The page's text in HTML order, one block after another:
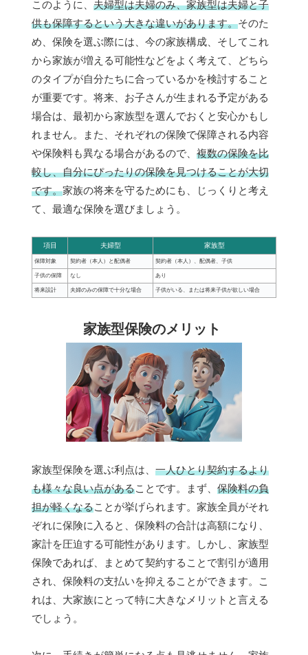
このように、 夫婦型は夫婦のみ、家族型は夫婦と子
供も保障するという大きな違いがあります。そのた
め、保険を選ぶ際には、今の家族構成、そしてこれ
から家族が増える可能性などをよく考えて、どちら
のタイプが自分たちに合っているかを検討すること
が重要です。将来、お子さんが生まれる予定がある
場合は、最初から家族型を選んでおくと安心かもし
れません。また、それぞれの保険で保障される内容
や保険料も異なる場合があるので、 複数の保険を比
較し、自分にぴったりの保険を見つけることが大切
です。家族の将来を守るためにも、じっくりと考え
て、最適な保険を選びましょう。
項目 夫婦型 家族型
保障対象 契約者（本人）と配偶者 契約者（本人）、配偶者、子供
子供の保障 なし あり
将来設計 夫婦のみの保障で十分な場合 子供がいる、または将来子供が欲しい場合
家族型保険のメリット
家族型保険を選ぶ利点は、 一人ひとり契約するより
も様々な良い点があることです。まず、 保険料の負
担が軽くなることが挙げられます。家族全員がそれ
ぞれに保険に入ると、保険料の合計は高額になり、
家計を圧迫する可能性があります。しかし、家族型
保険であれば、まとめて契約することで割引が適用
され、保険料の支払いを抑えることができます。こ
れは、大家族にとって特に大きなメリットと言える
でしょう。